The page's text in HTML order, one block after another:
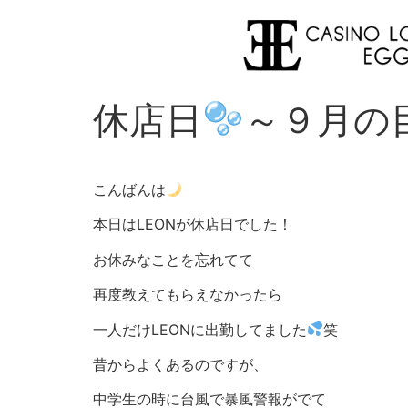
休店日 ～９月の
こんばんは
本日はLEONが休店日でした！
お休みなことを忘れてて
再度教えてもらえなかったら
一人だけLEONに出勤してました
笑
昔からよくあるのですが、
中学生の時に台風で暴風警報がでて